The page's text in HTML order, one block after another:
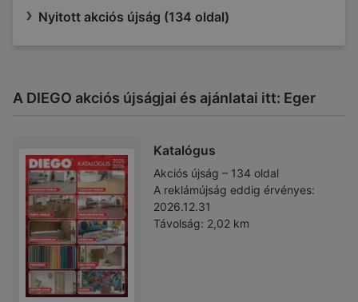
Nyitott akciós újság (134 oldal)
A DIEGO akciós újságjai és ajánlatai itt: Eger
Katalógus
Akciós újság – 134 oldal
A reklámújság eddig érvényes:
2026.12.31
Távolság: 2,02 km